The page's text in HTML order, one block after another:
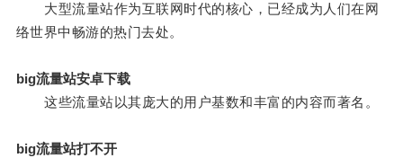
大型流量站作为互联网时代的核心，已经成为人们在网
络世界中畅游的热门去处。
big流量站安卓下载
这些流量站以其庞大的用户基数和丰富的内容而著名。
big流量站打不开